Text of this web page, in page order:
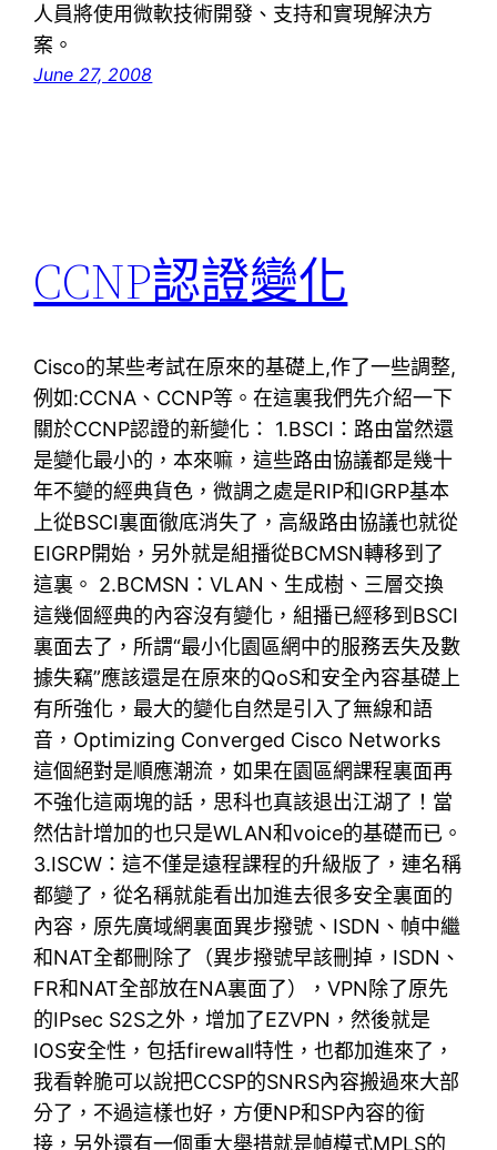
人員將使用微軟技術開發、支持和實現解決方
案。
June 27, 2008
CCNP認證變化
Cisco的某些考試在原來的基礎上,作了一些調整,
例如:CCNA、CCNP等。在這裏我們先介紹一下
關於CCNP認證的新變化： 1.BSCI：路由當然還
是變化最小的，本來嘛，這些路由協議都是幾十
年不變的經典貨色，微調之處是RIP和IGRP基本
上從BSCI裏面徹底消失了，高級路由協議也就從
EIGRP開始，另外就是組播從BCMSN轉移到了
這裏。 2.BCMSN：VLAN、生成樹、三層交換
這幾個經典的內容沒有變化，組播已經移到BSCI
裏面去了，所謂“最小化園區網中的服務丟失及數
據失竊”應該還是在原來的QoS和安全內容基礎上
有所強化，最大的變化自然是引入了無線和語
音，Optimizing Converged Cisco Networks
這個絕對是順應潮流，如果在園區網課程裏面再
不強化這兩塊的話，思科也真該退出江湖了！當
然估計增加的也只是WLAN和voice的基礎而已。
3.ISCW：這不僅是遠程課程的升級版了，連名稱
都變了，從名稱就能看出加進去很多安全裏面的
內容，原先廣域網裏面異步撥號、ISDN、幀中繼
和NAT全都刪除了（異步撥號早該刪掉，ISDN、
FR和NAT全部放在NA裏面了），VPN除了原先
的IPsec S2S之外，增加了EZVPN，然後就是
IOS安全性，包括firewall特性，也都加進來了，
我看幹脆可以說把CCSP的SNRS內容搬過來大部
分了，不過這樣也好，方便NP和SP內容的銜
接，另外還有一個重大舉措就是幀模式MPLS的